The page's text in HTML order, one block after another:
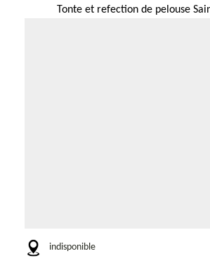
Tonte et refection de pelouse
indisponible